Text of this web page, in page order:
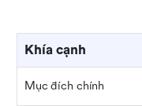
Khía cạnh
Mục đích chính